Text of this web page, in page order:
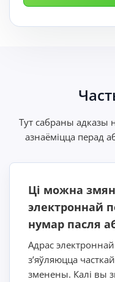
Тут сабраны адказы
азнаёміцца перад
Ці можна
электроннай
нумар пасля
Адрас
з’яўляюцца
зменены. Калі вы